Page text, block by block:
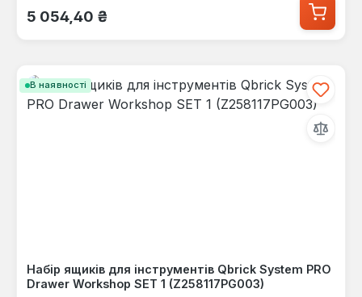
Звичайна ціна:
5 054,40 ₴
В наявності
Набір ящиків для інструментів Qbrick System PRO
Drawer Workshop SET 1 (Z258117PG003)